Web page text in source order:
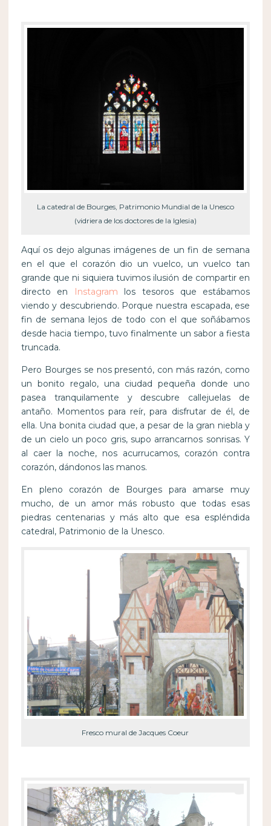
La catedral de Bourges, Patrimonio Mundial de la Unesco
(vidriera de los doctores de la Iglesia)
Aquí os dejo algunas imágenes de un fin de semana
en el que el corazón dio un vuelco, un vuelco tan
grande que ni siquiera tuvimos ilusión de compartir en
directo en
Instagram los tesoros que estábamos
viendo y descubriendo. Porque nuestra escapada, ese
fin de semana lejos de todo con el que soñábamos
desde hacia tiempo, tuvo finalmente un sabor a fiesta
truncada.
Pero Bourges se nos presentó, con más razón, como
un bonito regalo, una ciudad pequeña donde uno
pasea tranquilamente y descubre callejuelas de
antaño. Momentos para reír, para disfrutar de él, de
ella. Una bonita ciudad que, a pesar de la gran niebla y
de un cielo un poco gris, supo arrancarnos sonrisas. Y
al caer la noche, nos acurrucamos, corazón contra
corazón, dándonos las manos.
En pleno corazón de Bourges para amarse muy
mucho, de un amor más robusto que todas esas
piedras centenarias y más alto que esa espléndida
catedral, Patrimonio de la Unesco.
Fresco mural de Jacques Coeur